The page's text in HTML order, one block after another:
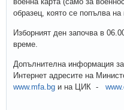
образец, която се попълва на
Изборният ден започва в
време.
Допълнителна информация
Интернет адресите на
www.mfa.bg и на ЦИК -